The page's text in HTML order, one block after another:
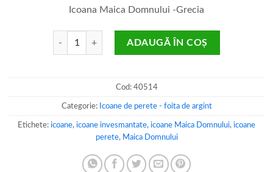
Icoana Maica Domnului -Grecia
Cantitate Maica Domnului
ADAUGĂ ÎN COȘ
Cod: 40514
Categorie: Icoane de perete - foita de argint
Etichete: icoane, icoane invesmantate, icoane Maica Domnului, icoane
perete, Maica Domnului